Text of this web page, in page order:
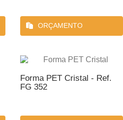
ORÇAMENTO
Forma PET Cristal - Ref.
FG 352